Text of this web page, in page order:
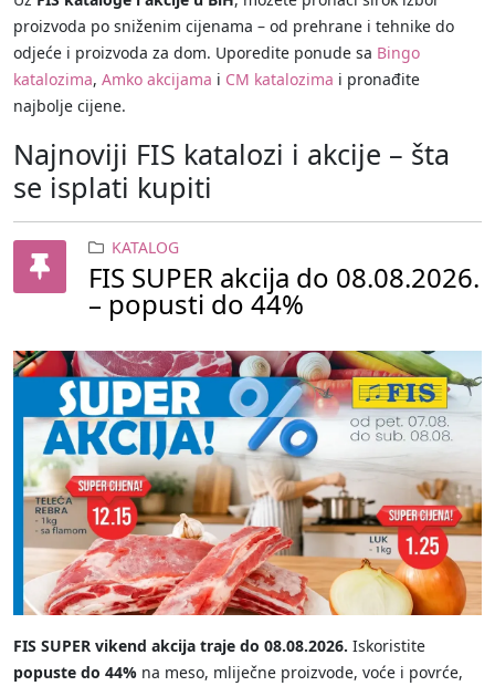
proizvoda po sniženim cijenama – od prehrane i tehnike do
odjeće i proizvoda za dom. Uporedite ponude sa Bingo
katalozima, Amko akcijama i CM katalozima i pronađite
najbolje cijene.
Najnoviji FIS katalozi i akcije – šta
se isplati kupiti
KATALOG
FIS SUPER akcija do 08.08.2026.
– popusti do 44%
FIS SUPER vikend akcija traje do 08.08.2026. Iskoristite
popuste do 44% na meso, mliječne proizvode, voće i povrće,